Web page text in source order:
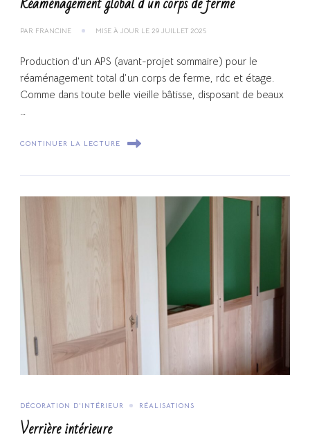
PAR FRANCINE MISE À JOUR LE 29 JUILLET 2025
Production d’un APS (avant-projet sommaire) pour le
réaménagement total d’un corps de ferme, rdc et étage.
Comme dans toute belle vieille bâtisse, disposant de beaux
CONTINUER LA LECTURE
DÉCORATION D'INTÉRIEUR RÉALISATIONS
Verrière intérieure